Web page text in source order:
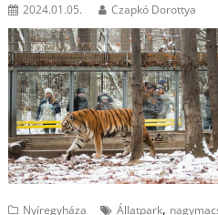
2024.01.05. Czapkó Dorottya
Nyíregyháza Állatpark,